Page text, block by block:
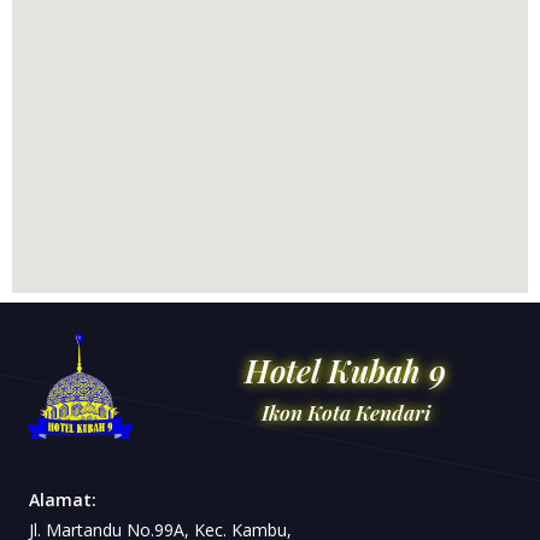
Hotel Kubah 9
Ikon Kota Kendari
Alamat:
Jl. Martandu No.99A, Kec. Kambu,